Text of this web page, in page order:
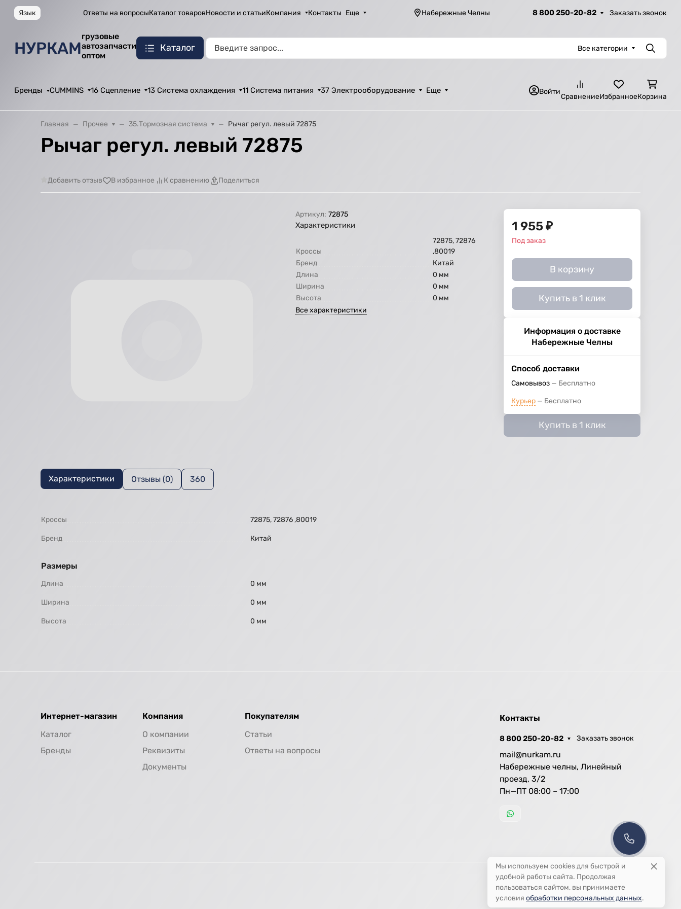
Язык Ответы на вопросыКаталог товаровНовости и статьиКомпания Контакты Еще Набережные Челны 8 800 250-20-82 Заказать звонок
НУРКАМ
грузовые
автозапчасти
оптом
Каталог Все категории Поиск
Бренды CUMMINS 16 Сцепление 13 Система охлаждения 11 Система питания 37 Электрооборудование Еще Войти
СравнениеИзбранноеКорзина
Главная Прочее 35.Тормозная система Рычаг регул. левый 72875
Рычаг регул. левый 72875
Добавить отзыв В избранное К сравнению Поделиться
Артикул: 72875
Характеристики
Кроссы
72875, 72876
,80019
Бренд
Китай
Длина
0 мм
Ширина
0 мм
Высота
0 мм
Все характеристики
1 955₽
Под заказ
В корзину
Купить в 1 клик
Информация о доставке
Набережные Челны
Способ доставки
Самовывоз Бесплатно
Курьер Бесплатно
Купить в 1 клик
Характеристики Отзывы (0) 360
Кроссы 72875, 72876 ,80019
Бренд Китай
Размеры
Длина 0 мм
Ширина 0 мм
Высота 0 мм
Интернет-магазин
Каталог
Бренды
Компания
О компании
Реквизиты
Документы
Покупателям
Статьи
Ответы на вопросы
Контакты
8 800 250-20-82 Заказать звонок
mail@nurkam.ru
Набережные челны, Линейный
проезд, 3/2
Пн—ПТ 08:00 – 17:00
Мы используем cookies для быстрой и
удобной работы сайта. Продолжая
пользоваться сайтом, вы принимаете
условия обработки персональных данных.